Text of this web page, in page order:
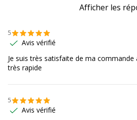
Référence produit fabricant
Afficher les
5
Avis vérifié
Je suis très satisfaite de ma commande
très rapide
5
Avis vérifié